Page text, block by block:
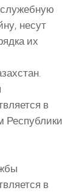
несут
их
в
Республики
в